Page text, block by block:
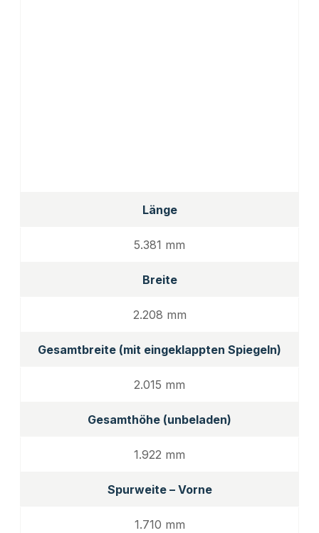
Länge
5.381 mm
Breite
2.208 mm
Gesamtbreite (mit eingeklappten Spiegeln)
2.015 mm
Gesamthöhe (unbeladen)
1.922 mm
Spurweite – Vorne
1.710 mm